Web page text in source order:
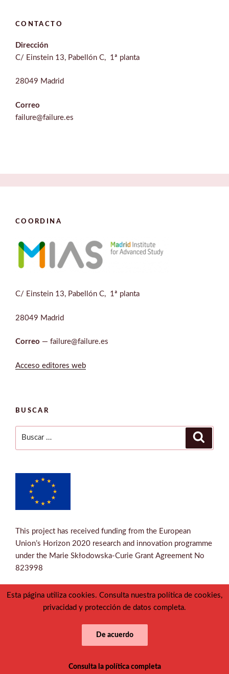
CONTACTO
Dirección
C/ Einstein 13, Pabellón C, 1ª planta
28049 Madrid
Correo
failure@failure.es
COORDINA
C/ Einstein 13, Pabellón C, 1ª planta
28049 Madrid
Correo — failure@failure.es
Acceso editores web
BUSCAR
This project has received funding from the European
Union’s Horizon 2020 research and innovation programme
under the Marie Skłodowska-Curie Grant Agreement No
823998
electrónico
Funciona gracias a WordPress
Esta página utiliza cookies. Consulta nuestra política de cookies,
privacidad y protección de datos completa.
De acuerdo
Consulta la política completa